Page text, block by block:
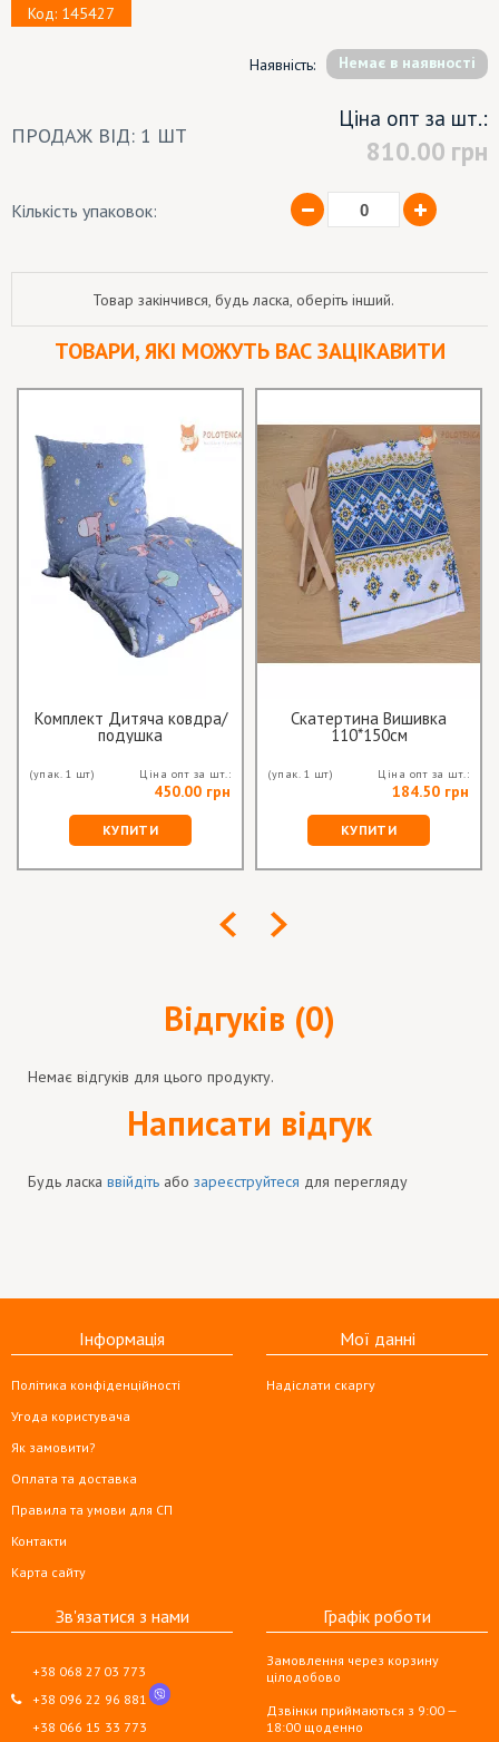
Код: 145427
Наявність: Немає в наявності
ПРОДАЖ ВІД: 1 ШТ
Ціна опт за шт.:
810.00 грн
Кількість упаковок:
Товар закінчився, будь ласка, оберіть інший.
ТОВАРИ, ЯКІ МОЖУТЬ ВАС ЗАЦІКАВИТИ
Комплект Дитяча ковдра/
подушка
(упак. 1 шт) Ціна опт за шт.:
450.00 грн
КУПИТИ
Скатертина Вишивка
110*150см
(упак. 1 шт) Ціна опт за шт.:
184.50 грн
КУПИТИ
Відгуків (0)
Немає відгуків для цього продукту.
Написати відгук
Будь ласка ввійдіть або зареєструйтеся для перегляду
Інформація
Політика конфіденційності
Угода користувача
Як замовити?
Оплата та доставка
Правила та умови для СП
Контакти
Карта сайту
Мої данні
Надіслати скаргу
Зв'язатися з нами
+38 068 27 03 773
+38 096 22 96 881
+38 066 15 33 773
Графік роботи
Замовлення через корзину
цілодобово
Дзвінки приймаються з 9:00 —
18:00 щоденно